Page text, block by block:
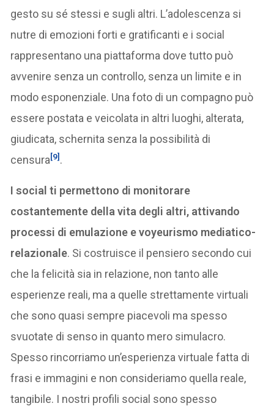
gesto su sé stessi e sugli altri. L’adolescenza si
nutre di emozioni forti e gratificanti e i social
rappresentano una piattaforma dove tutto può
avvenire senza un controllo, senza un limite e in
modo esponenziale. Una foto di un compagno può
essere postata e veicolata in altri luoghi, alterata,
giudicata, schernita senza la possibilità di
censura[9] .
I social ti permettono di monitorare
costantemente della vita degli altri, attivando
processi di emulazione e voyeurismo mediatico-
relazionale. Si costruisce il pensiero secondo cui
che la felicità sia in relazione, non tanto alle
esperienze reali, ma a quelle strettamente virtuali
che sono quasi sempre piacevoli ma spesso
svuotate di senso in quanto mero simulacro.
Spesso rincorriamo un’esperienza virtuale fatta di
frasi e immagini e non consideriamo quella reale,
tangibile. I nostri profili social sono spesso